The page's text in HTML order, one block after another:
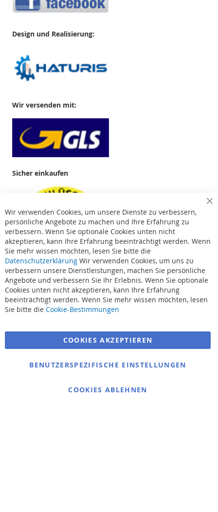
Design und Realisierung:
Wir versenden mit:
Sicher einkaufen
Suchbegriffe
Bestellungen und Rücksendungen
Kontaktieren Sie uns
Cookie Einstellungen
Wir verwenden Cookies, um unsere Dienste zu verbessern,
persönliche Angebote zu machen und Ihre Erfahrung zu
verbessern. Wenn Sie optionale Cookies unten nicht
akzeptieren, kann Ihre Erfahrung beeinträchtigt werden. Wenn
Sie mehr wissen möchten, lesen Sie bitte die
Datenschutzerklärung Wir verwenden Cookies, um uns zu
verbessern unsere Dienstleistungen, machen Sie persönliche
Angebote und verbessern Sie Ihr Erlebnis. Wenn Sie optionale
Cookies unten nicht akzeptieren, kann Ihre Erfahrung
beeinträchtigt werden. Wenn Sie mehr wissen möchten, lesen
Sie bitte die Cookie-Bestimmungen
COOKIES AKZEPTIEREN
BENUTZERSPEZIFISCHE EINSTELLUNGEN
COOKIES ABLEHNEN